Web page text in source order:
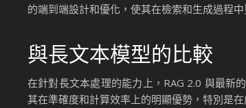
的端到端設計和優化，使其在檢索和生成過程中
與長文本模型的比較
在針對長文本處理的能力上，RAG 2.0 與最新
其在準確度和計算效率上的明顯優勢，特別是